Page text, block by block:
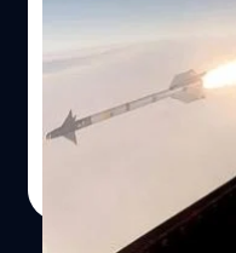
นาทีนี้ไม่มีอะไรฮอตฮิต
Kristensen นักบินกอง
โพสต์ภาพตัวเองลงเ
AIM-9 Sidewinder
กราวน์น่านฟ้าในแถบท
NEWS ได้ตั้งข้อสังเ
GoPro โดยภาพนี้ได้
เดือนตุลาคมปี 2012
ณัฐพันธ์ ส่งวิรุฬห์ | 4536